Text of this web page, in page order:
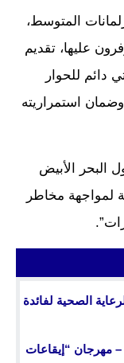
المتوسط،
عليها، تقديم
دائم للحوار
وضمان استمراريته
البحر الأبيض
لمواجهة مخاطر
الصحية لفائدة
مهرجان “إيقاعات